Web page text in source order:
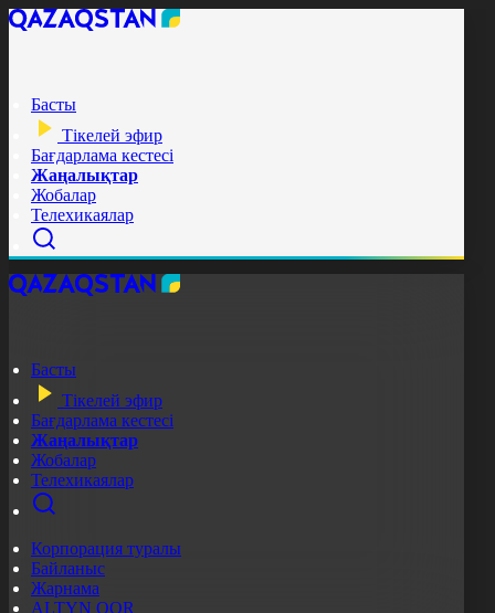
Басты
Тікелей эфир
Бағдарлама кестесі
Жаңалықтар
Жобалар
Телехикаялар
Басты
Тікелей эфир
Бағдарлама кестесі
Жаңалықтар
Жобалар
Телехикаялар
Корпорация туралы
Байланыс
Жарнама
ALTYN QOR